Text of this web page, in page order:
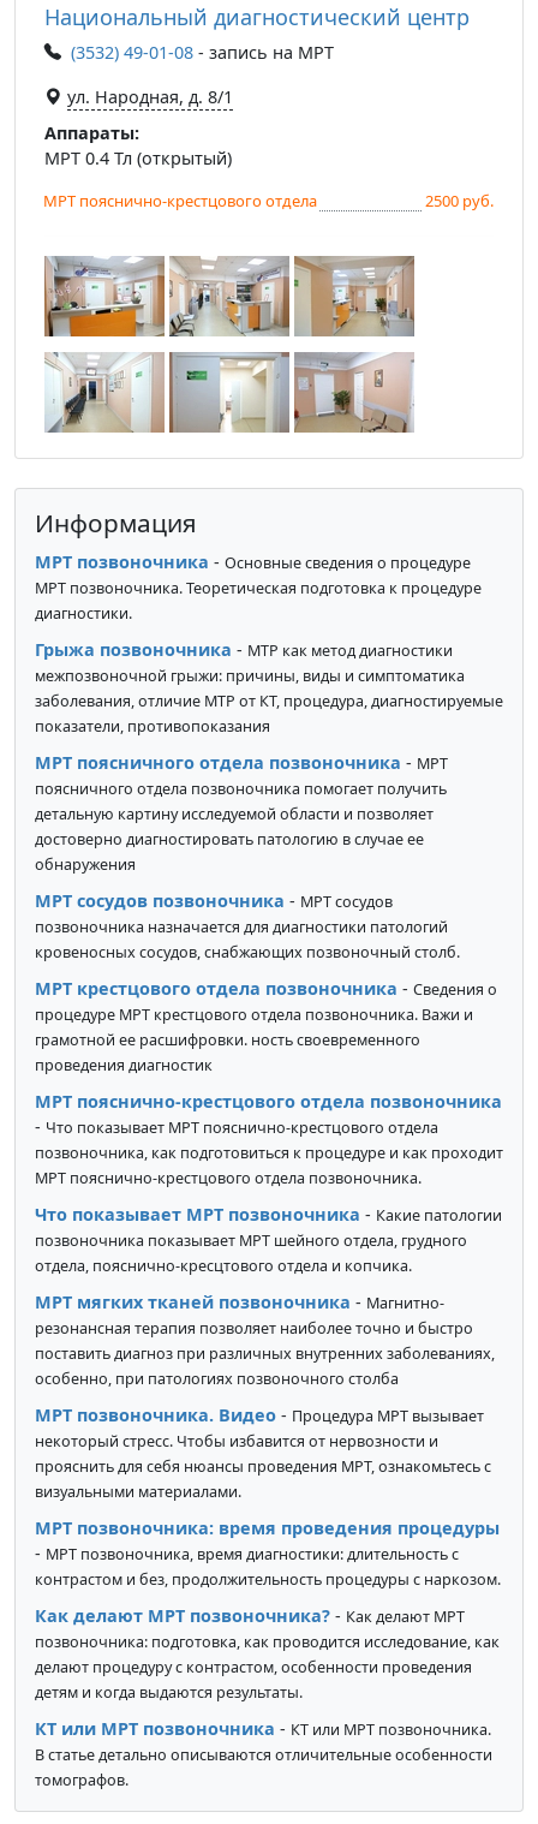
Национальный диагностический центр
(3532) 49-01-08 - запись на МРТ
ул. Народная, д. 8/1
Аппараты:
МРТ 0.4 Тл (открытый)
МРТ пояснично-крестцового отдела 2500 руб.
Информация
МРТ позвоночника - Основные сведения о процедуре
МРТ позвоночника. Теоретическая подготовка к процедуре
диагностики.
Грыжа позвоночника - МТР как метод диагностики
межпозвоночной грыжи: причины, виды и симптоматика
заболевания, отличие МТР от КТ, процедура, диагностируемые
показатели, противопоказания
МРТ поясничного отдела позвоночника - МРТ
поясничного отдела позвоночника помогает получить
детальную картину исследуемой области и позволяет
достоверно диагностировать патологию в случае ее
обнаружения
МРТ сосудов позвоночника - МРТ сосудов
позвоночника назначается для диагностики патологий
кровеносных сосудов, снабжающих позвоночный столб.
МРТ крестцового отдела позвоночника - Сведения о
процедуре МРТ крестцового отдела позвоночника. Важи и
грамотной ее расшифровки. ность своевременного
проведения диагностик
МРТ пояснично-крестцового отдела позвоночника
- Что показывает МРТ пояснично-крестцового отдела
позвоночника, как подготовиться к процедуре и как проходит
МРТ пояснично-крестцового отдела позвоночника.
Что показывает МРТ позвоночника - Какие патологии
позвоночника показывает МРТ шейного отдела, грудного
отдела, пояснично-кресцтового отдела и копчика.
МРТ мягких тканей позвоночника - Магнитно-
резонансная терапия позволяет наиболее точно и быстро
поставить диагноз при различных внутренних заболеваниях,
особенно, при патологиях позвоночного столба
МРТ позвоночника. Видео - Процедура МРТ вызывает
некоторый стресс. Чтобы избавится от нервозности и
прояснить для себя нюансы проведения МРТ, ознакомьтесь с
визуальными материалами.
МРТ позвоночника: время проведения процедуры
- МРТ позвоночника, время диагностики: длительность с
контрастом и без, продолжительность процедуры с наркозом.
Как делают МРТ позвоночника? - Как делают МРТ
позвоночника: подготовка, как проводится исследование, как
делают процедуру с контрастом, особенности проведения
детям и когда выдаются результаты.
КТ или МРТ позвоночника - КТ или МРТ позвоночника.
В статье детально описываются отличительные особенности
томографов.